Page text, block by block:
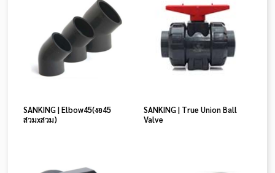
SANKING | Elbow45(งอ45
สวมxสวม)
SANKING | True Union Ball
Valve